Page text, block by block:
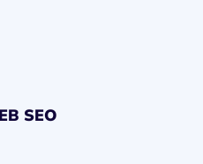
SEO